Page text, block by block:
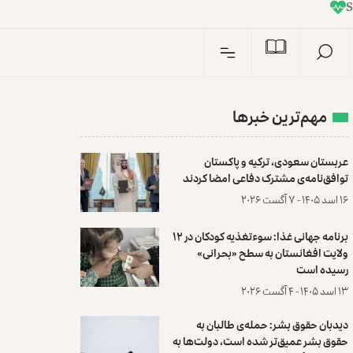
n
I
مهم‌ترین خبرها
عربستان سعودی، ترکیه و پاکستان
توافق‌نامه‌ی مشترک دفاعی امضا کردند
۱۶ اسد ۱۴۰۵ - ۷ آگست ۲۰۲۶
برنامه جهانی غذا: سوءتغذیه کودکان در ۱۲
ولایت افغانستان به سطح «بحرانی»
رسیده است
۱۳ اسد ۱۴۰۵ - ۴ آگست ۲۰۲۶
دیدبان حقوق بشر: حمله‌ی طالبان به
حقوق بشر عمیق‌تر شده است، دولت‌ها به